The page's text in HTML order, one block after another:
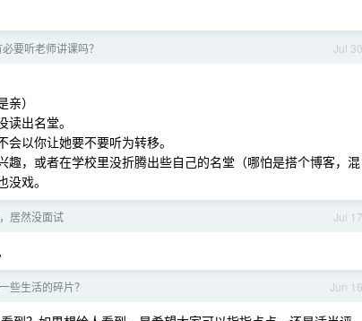
Jul 30
要听老师讲课吗？
）
出名堂。
以你让她要不要听为转移。
，或者在学校里没折腾出些自己的名堂（哪怕是搭个博客，混
戏。
Jul 17
居然没面试
Jun 16
些生活的碎片？